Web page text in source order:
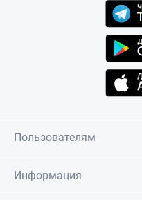
Пользователям
Информация